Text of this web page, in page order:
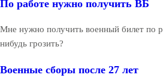
По работе нужно получить ВБ
Мне нужно получить военный билет по
нибудь грозить?
Военные сборы после 27 лет